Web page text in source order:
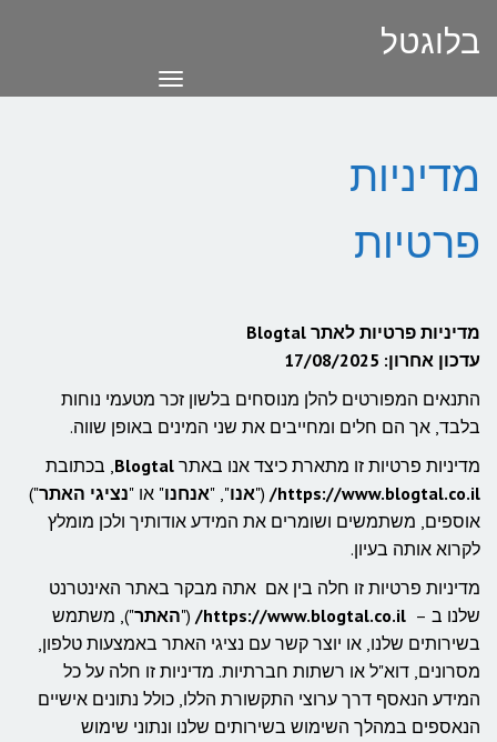
בלוגטל
תפריט
מדיניות
פרטיות
מדיניות פרטיות לאתר Blogtal
עדכון אחרון: 17/08/2025
התנאים המפורטים להלן מנוסחים בלשון זכר מטעמי נוחות
בלבד, אך הם חלים ומחייבים את שני המינים באופן שווה.
מדיניות פרטיות זו מתארת כיצד אנו באתר Blogtal, בכתובת
https://www.blogtal.co.il/
("אנו", "אנחנו" או "נציגי האתר")
אוספים, משתמשים ושומרים את המידע אודותיך ולכן מומלץ
לקרוא אותה בעיון.
מדיניות פרטיות זו חלה בין אם אתה מבקר באתר האינטרנט
שלנו ב – https://www.blogtal.co.il/
("האתר"), משתמש
בשירותים שלנו, או יוצר קשר עם נציגי האתר באמצעות טלפון,
מסרונים, דוא"ל או רשתות חברתיות. מדיניות זו חלה על כל
המידע הנאסף דרך ערוצי התקשורת הללו, כולל נתונים אישיים
הנאספים במהלך השימוש בשירותים שלנו ונתוני שימוש